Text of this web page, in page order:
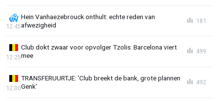
Hein Vanhaezebrouck onthult: echte reden van
afwezigheid
12:45
181
Club dokt zwaar voor opvolger Tzolis: Barcelona viert
mee
12:25
499
TRANSFERUURTJE: 'Club breekt de bank, grote plannen
Genk'
12:00
492